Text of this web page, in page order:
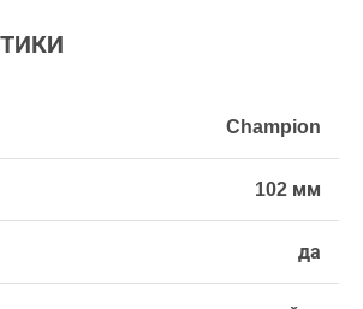
Champion
102 мм
да